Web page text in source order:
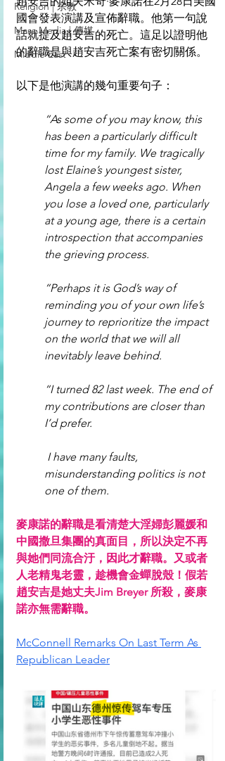
Religion | 宗教
Mass Media | 傳媒
Middle East
國會發表演講及宣佈辭職。他第一句說
話就提及趙安吉的死亡。這足以證明他
的辭職是與趙安吉死亡案有密切關係。
以下是他演講的幾句重要句子：
“As some of you may know, this
has been a particularly difficult
time for my family. We tragically
lost Elaine’s youngest sister,
Angela a few weeks ago. When
you lose a loved one, particularly
at a young age, there is a certain
introspection that accompanies
the grieving process.
“Perhaps it is God’s way of
reminding you of your own life’s
journey to reprioritize the impact
on the world that we will all
inevitably leave behind.
“I turned 82 last week. The end of
my contributions are closer than
I’d prefer.
I have many faults,
misunderstanding politics is not
one of them.
麥康諾的辭職是看清楚大淫婦彭麗媛和
中國撒旦集團的真面目，所以決定不再
與她們同流合汙，因此才辭職。又或者
人老精鬼老靈，趁機會金蟬脫殼！假若
趙安吉是她丈夫Jim Breyer 所殺，麥康
諾亦無需辭職。
McConnell Remarks On Last Term As
Republican Leader